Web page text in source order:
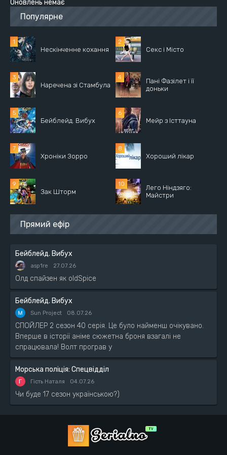
Оновлень немає
Популярне
Нескінченне кохання Секс і Місто
Наречена зі Стамбула
Пані Фазілет і її
доньки
Бейблейд. Вибух Мейр з Істтауна
Хроніки Зорро Хороший лікар
Зак Шторм
Лего Ніндзяго:
Майстри
Прямий ефір
Бейблейд. Вибух
asp1re 27.07.26
Олд спайзен як oldSpice
Бейблейд. Вибух
Sun Project 08.07.26
СПОЙЛЕР 2 сезон 40 серія. Це було найменш очікувано.
Вперше в історії аніме сюжетна броня взагалі не
спрацювала! Волт програв у
Морська поліція: Спецвідділ
Г Гість Наталя 04.07.26
Чи буде 17 сезон українською?)